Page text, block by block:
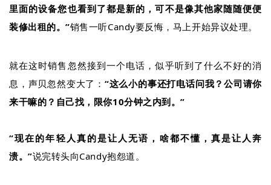
里面的设备您也看到了都是新的，可不是像其他家随随便便
装修出租的。”销售一听Candy要反悔，马上开始异议处理。
就在这时销售忽然接到一个电话，似乎听到了什么不好的消
息，声贝忽然变大了： “这么小的事还打电话问我？公司请你
来干嘛的？自己找，限你10分钟之内到。”
“现在的年轻人真的是让人无语，啥都不懂，真是让人奔
溃。”说完转头向Candy抱怨道。